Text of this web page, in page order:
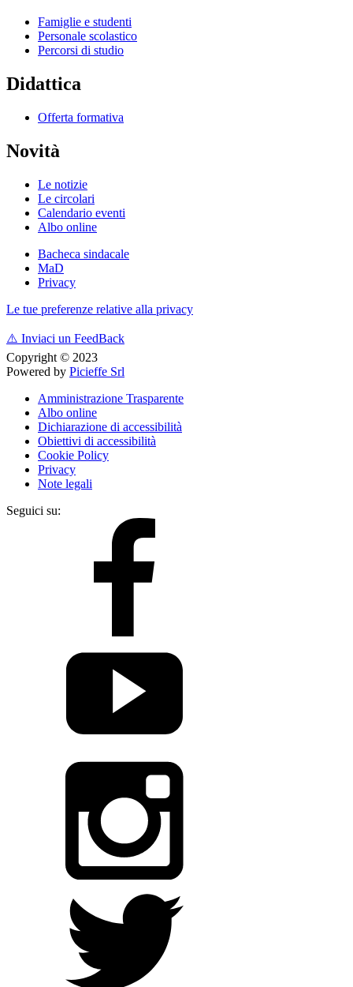
Famiglie e studenti
Personale scolastico
Percorsi di studio
Didattica
Offerta formativa
Novità
Le notizie
Le circolari
Calendario eventi
Albo online
Bacheca sindacale
MaD
Privacy
Le tue preferenze relative alla privacy
⚠️ Inviaci un FeedBack
Copyright © 2023
Powered by Picieffe Srl
Amministrazione Trasparente
Albo online
Dichiarazione di accessibilità
Obiettivi di accessibilità
Cookie Policy
Privacy
Note legali
Seguici su: